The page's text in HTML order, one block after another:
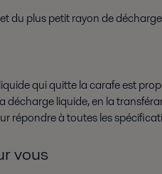
du plus petit rayon de
qui quitte la carafe est
décharge liquide, en la
répondre à toutes les
vous